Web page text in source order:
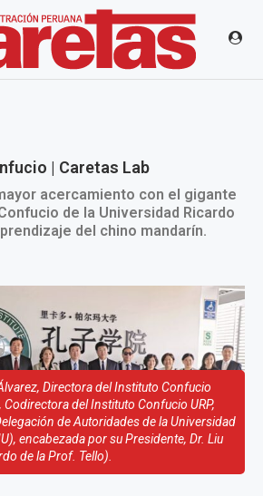
| Caretas Lab
acercamiento con el gigante
de la Universidad Ricardo
del chino mandarín.
Directora del Instituto Confucio
Codirectora del Instituto Confucio URP,
de Autoridades de la Universidad
encabezada por su Presidente, Dr. Liu
de la Prof. Tello).